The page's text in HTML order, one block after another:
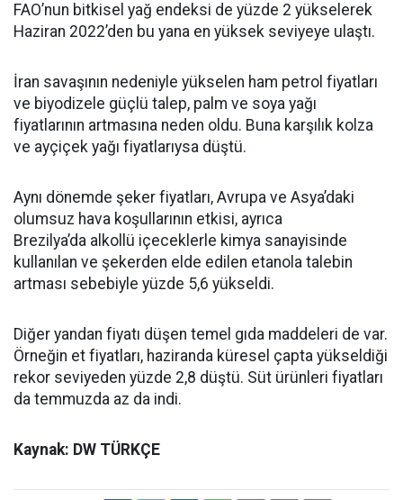
FAO’nun bitkisel yağ endeksi de yüzde 2 yükselerek
Haziran 2022’den bu yana en yüksek seviyeye ulaştı.
İran savaşının nedeniyle yükselen ham petrol fiyatları
ve biyodizele güçlü talep, palm ve soya yağı
fiyatlarının artmasına neden oldu. Buna karşılık kolza
ve ayçiçek yağı fiyatlarıysa düştü.
Aynı dönemde şeker fiyatları, Avrupa ve Asya’daki
olumsuz hava koşullarının etkisi, ayrıca
Brezilya’da alkollü içeceklerle kimya sanayisinde
kullanılan ve şekerden elde edilen etanola talebin
artması sebebiyle yüzde 5,6 yükseldi.
Diğer yandan fiyatı düşen temel gıda maddeleri de var.
Örneğin et fiyatları, haziranda küresel çapta yükseldiği
rekor seviyeden yüzde 2,8 düştü. Süt ürünleri fiyatları
da temmuzda az da indi.
Kaynak: DW TÜRKÇE